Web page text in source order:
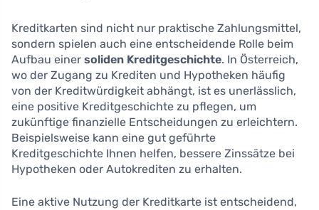
Kreditkarten sind nicht nur praktische Zahlungsmittel,
sondern spielen auch eine entscheidende Rolle beim
Aufbau einer soliden Kreditgeschichte. In Österreich,
wo der Zugang zu Krediten und Hypotheken häufig
von der Kreditwürdigkeit abhängt, ist es unerlässlich,
eine positive Kreditgeschichte zu pflegen, um
zukünftige finanzielle Entscheidungen zu erleichtern.
Beispielsweise kann eine gut geführte
Kreditgeschichte Ihnen helfen, bessere Zinssätze bei
Hypotheken oder Autokrediten zu erhalten.
Eine aktive Nutzung der Kreditkarte ist entscheidend,